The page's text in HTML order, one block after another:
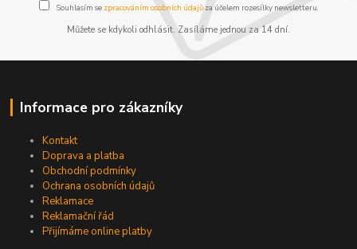
Souhlasím se zpracováním osobních údajůza účelem rozesílky newsletteru.
Můžete se kdykoli odhlásit. Zasíláme jednou za 14 dní.
Informace pro zákazníky
Kontakt
Doprava a platba
Obchodní podmínky
Ochrana osobních údajů
Reklamace
Reklamační řád
Přijímáme online platby